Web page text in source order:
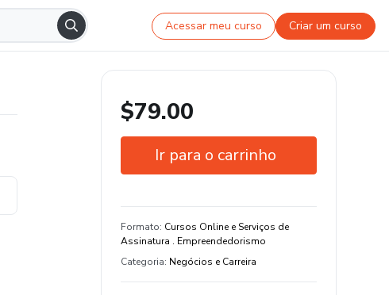
Acessar meu curso Criar um curso
$79.00
Ir para o carrinho
Estude do seu jeito e em qualquer
dispositivo
Formato: Cursos Online e Serviços de
Assinatura . Empreendedorismo
Categoria: Negócios e Carreira